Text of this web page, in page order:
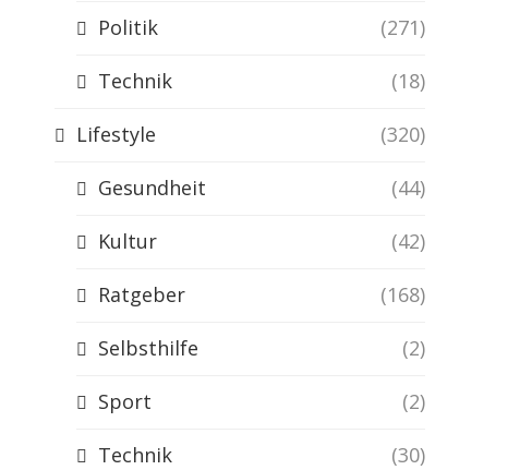
Politik (271)
Technik (18)
Lifestyle (320)
Gesundheit (44)
Kultur (42)
Ratgeber (168)
Selbsthilfe (2)
Sport (2)
Technik (30)